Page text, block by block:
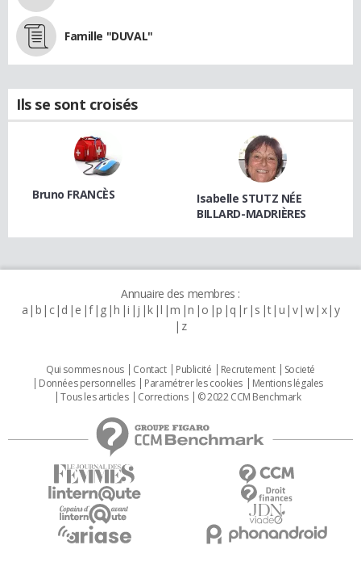
Famille "DUVAL"
Ils se sont croisés
Bruno FRANCÈS
Isabelle STUTZ NÉE
BILLARD-MADRIÈRES
Annuaire des membres :
a b c d e f g h i j k l m n o p q r s t u v w x y
z
Qui sommes nous Contact Publicité Recrutement
Societé
Données personnelles
Paramétrer les cookies
Mentions légales
Tous les articles
Corrections © 2022 CCM Benchmark